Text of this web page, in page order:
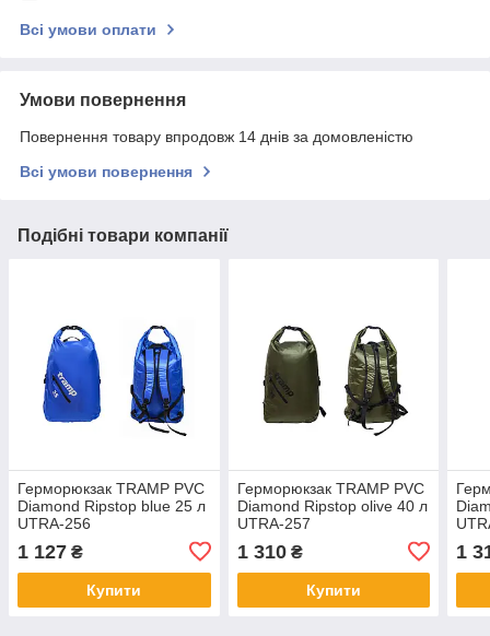
Всі умови оплати
Умови повернення
Повернення товару впродовж 14 днів за домовленістю
Всі умови повернення
Подібні товари компанії
Герморюкзак TRAMP PVC
Diamond Ripstop blue 25 л
UTRA-256
1 127 ₴
Купити
Герморюкзак TRAMP PVC
Diamond Ripstop olive 40 л
UTRA-257
1 310₴
Купити
1